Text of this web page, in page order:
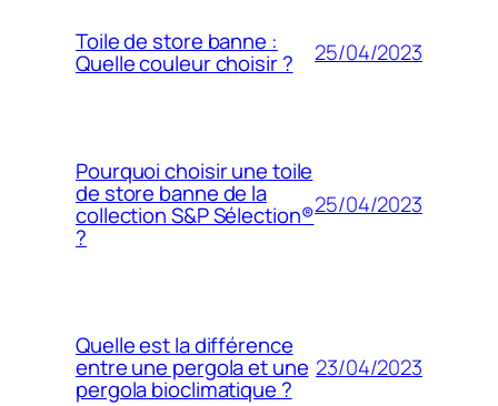
Toile de store banne :
Quelle couleur choisir ? 25/04/2023
Pourquoi choisir une toile
de store banne de la
collection S&P Sélection®
?
25/04/2023
Quelle est la différence
entre une pergola et une
pergola bioclimatique ?
23/04/2023